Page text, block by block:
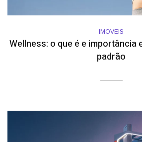
IMOVEIS
Wellness: o que é e importância
padrão